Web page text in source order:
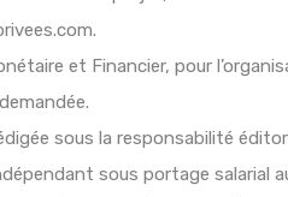
et Financier, pour
sous la responsabilité
sous portage salarial